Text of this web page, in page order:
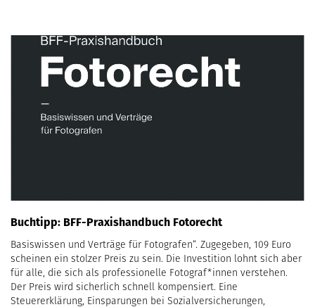
Buchtipp: BFF-Praxishandbuch Fotorecht
Basiswissen und Verträge für Fotografen“. Zuge­geben, 109 Euro
scheinen ein stolzer Preis zu sein. Die Investition lohnt sich aber
für alle, die sich als professionelle Fotograf*innen verstehen.
Der Preis wird sicherlich schnell kompensiert. Eine
Steuererklärung, Einsparungen bei Sozialversicherungen,